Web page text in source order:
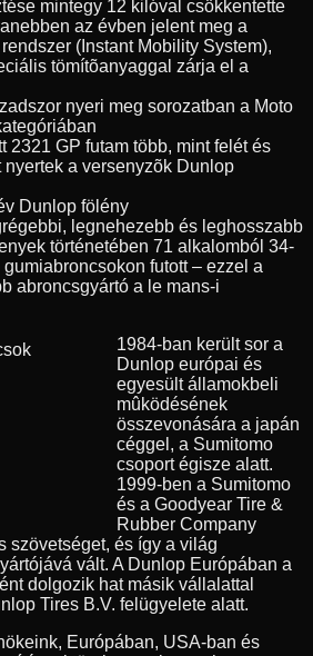
mintegy 12 kilóval csökkentette
az évben jelent meg a
(Instant Mobility System),
tömítõanyaggal zárja el a
nyeri meg sorozatban a Moto
2321 GP futam több, mint felét és
a versenyzõk Dunlop
Dunlop fölény
legnehezebb és leghosszabb
történetében 71 alkalomból 34-
futott – ezzel a
abroncsgyártó a le mans-i
1984-ban került sor a
Dunlop európai és
egyesült államokbeli
mûködésének
összevonására a japán
céggel, a Sumitomo
csoport égisze alatt.
1999-ben a Sumitomo
és a Goodyear Tire &
Rubber Company
szövetséget, és így a világ
vált. A Dunlop Európában a
dolgozik hat másik vállalattal
Tires B.V. felügyelete alatt.
Európában, USA-ban és